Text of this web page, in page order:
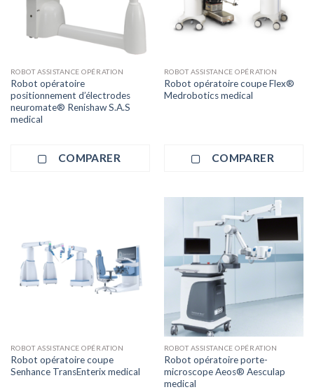
ROBOT ASSISTANCE OPÉRATION
Robot opératoire
positionnement d’électrodes
neuromate® Renishaw S.A.S
medical
COMPARER
ROBOT ASSISTANCE OPÉRATION
Robot opératoire coupe Flex®
Medrobotics medical
COMPARER
ROBOT ASSISTANCE OPÉRATION
Robot opératoire coupe
Senhance TransEnterix medical
ROBOT ASSISTANCE OPÉRATION
Robot opératoire porte-
microscope Aeos® Aesculap
medical